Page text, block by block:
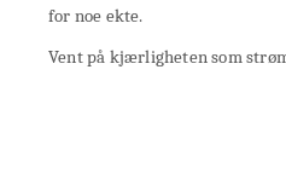
for noe ekte.
Vent på kjærligheten som